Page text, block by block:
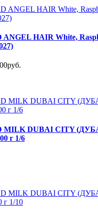
HAIR White,
MILK DUBAI CITY
г 1/6